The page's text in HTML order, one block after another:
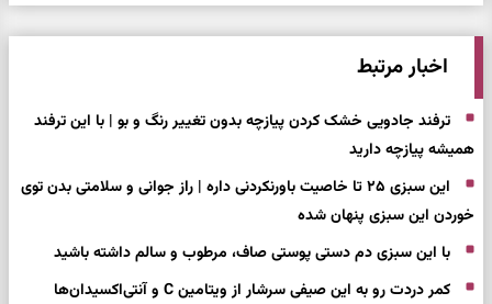
اخبار مرتبط
ترفند جادویی خشک کردن پیازچه بدون تغییر رنگ و بو | با این ترفند
همیشه پیازچه دارید
این سبزی ۲۵ تا خاصیت باورنکردنی داره | راز جوانی و سلامتی بدن توی
خوردن این سبزی پنهان شده
با این سبزی دم دستی پوستی صاف، مرطوب و سالم داشته باشید
کمر دردت رو به این صیفی سرشار از ویتامین C و آنتی‌اکسیدان‌ها